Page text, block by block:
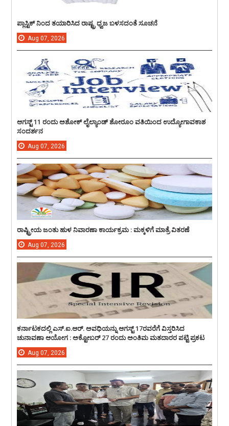
ಪ್ಲಾಸ್ಟಿಕ್ ನಿಂದ ತಯಾರಿಸಿದ ರಾಷ್ಟ್ರ ಧ್ವಜ ಬಳಸದಂತೆ ಸೂಚನೆ
Aug 07, 2026
ಆಗಸ್ಟ್ 11 ರಂದು ಅಶೋಕ್ ಲೈಲ್ಯಾಂಡ್ ಶೋರೂಂ ವತಿಯಿಂದ ಉದ್ಯೋಗಾವಕಾಶ
ಸಂದರ್ಶನ
Aug 07, 2026
ರಾಷ್ಟ್ರೀಯ ಜಂತು ಹುಳ ನಿವಾರಣಾ ಕಾರ್ಯಕ್ರಮ : ಮಕ್ಕಳಿಗೆ ಮಾತ್ರೆ ವಿತರಣೆ
Aug 07, 2026
ಕರ್ನಾಟಕದಲ್ಲಿ ಎಸ್.ಐ.ಆರ್. ಅವಧಿಯನ್ನು ಆಗಸ್ಟ್ 17ರವರೆಗೆ ವಿಸ್ತರಿಸಿದ
ಚುನಾವಣಾ ಆಯೋಗ : ಅಕ್ಟೋಬರ್ 27 ರಂದು ಅಂತಿಮ ಮತದಾರರ ಪಟ್ಟಿ ಪ್ರಕಟ
Aug 07, 2026